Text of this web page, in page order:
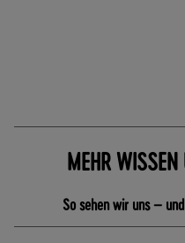
MEHR WISSEN
So sehen wir uns –